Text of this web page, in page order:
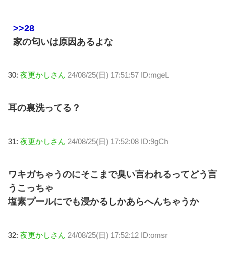
>>28
家の匂いは原因あるよな
30: 夜更かしさん 24/08/25(日) 17:51:57 ID:mgeL
耳の裏洗ってる？
31: 夜更かしさん 24/08/25(日) 17:52:08 ID:9gCh
ワキガちゃうのにそこまで臭い言われるってどう言
うこっちゃ
塩素プールにでも浸かるしかあらへんちゃうか
32: 夜更かしさん 24/08/25(日) 17:52:12 ID:omsr